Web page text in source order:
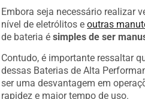
Embora seja necessário realizar
nível de eletrólitos e outras
de bateria é simples de ser
Contudo, é importante ressaltar
dessas Baterias de Alta
ser uma desvantagem em
rapidez e maior tempo de uso.